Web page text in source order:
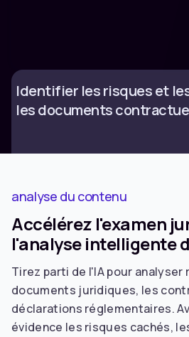
Identifier les risques et
les documents
analyse du contenu
Accélérez l'examen
l'analyse intelligente
Tirez parti de l'IA pour analyser
documents juridiques, les
déclarations réglementaires.
évidence les risques cachés,